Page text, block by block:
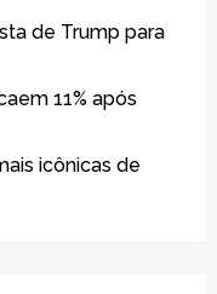
de Trump para
11% após
icônicas de